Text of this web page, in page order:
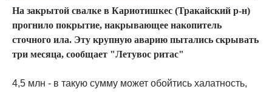
На закрытой свалке в Кариотишкес (Тракайский р-н)
прогнило покрытие, накрывающее накопитель
сточного ила. Эту крупную аварию пытались скрывать
три месяца, сообщает "Летувос ритас"
4,5 млн - в такую сумму может обойтись халатность,